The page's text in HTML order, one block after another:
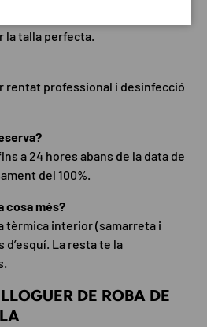
la talla perfecta.
rentat professional i desinfecció
a 24 hores abans de la data de
del 100%.
cosa més?
tèrmica interior (samarreta i
La resta te la
DE ROBA DE